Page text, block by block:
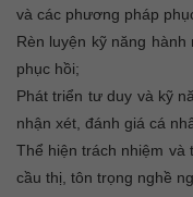
và các phương pháp
Rèn luyện kỹ năng
phục hồi;
Phát triển tư duy và kỹ
nhận xét, đánh giá cá
Thể hiện trách nhiệm và
cầu thị, tôn trọng nghề